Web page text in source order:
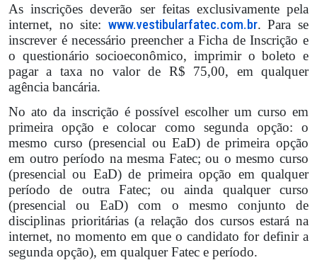
As inscrições deverão ser feitas exclusivamente pela
internet, no site: www.vestibularfatec.com.br. Para se
inscrever é necessário preencher a Ficha de Inscrição e
o questionário socioeconômico, imprimir o boleto e
pagar a taxa no valor de R$ 75,00, em qualquer
agência bancária.
No ato da inscrição é possível escolher um curso em
primeira opção e colocar como segunda opção: o
mesmo curso (presencial ou EaD) de primeira opção
em outro período na mesma Fatec; ou o mesmo curso
(presencial ou EaD) de primeira opção em qualquer
período de outra Fatec; ou ainda qualquer curso
(presencial ou EaD) com o mesmo conjunto de
disciplinas prioritárias (a relação dos cursos estará na
internet, no momento em que o candidato for definir a
segunda opção), em qualquer Fatec e período.